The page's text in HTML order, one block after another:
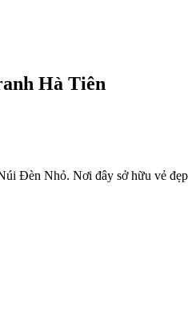
Hà Tiên
Đèn Nhỏ. Nơi đây sở hữu vẻ